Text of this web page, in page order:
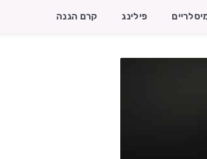
פילינג קרם הגנה